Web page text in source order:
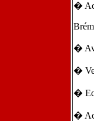
�
�
�
�
�